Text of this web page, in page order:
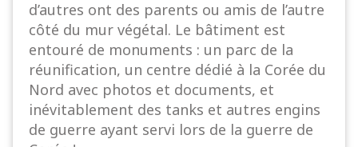
d’autres ont des parents ou amis de l’autre
côté du mur végétal. Le bâtiment est
entouré de monuments : un parc de la
réunification, un centre dédié à la Corée du
Nord avec photos et documents, et
inévitablement des tanks et autres engins
de guerre ayant servi lors de la guerre de